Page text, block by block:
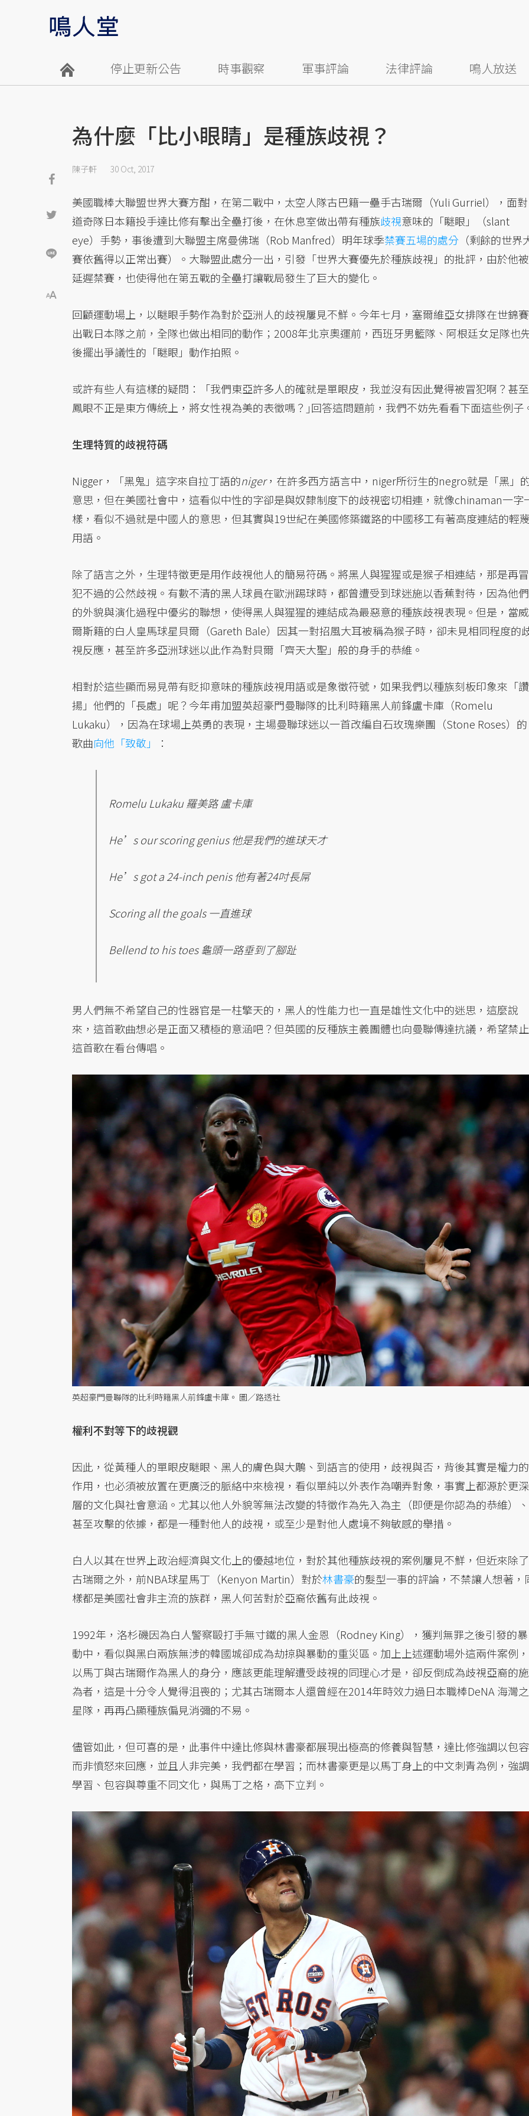
停止更新公告 時事觀察 軍事評論 法律評論 鳴人放送
為什麼「比小眼睛」是種族歧視？
陳子軒 30 Oct, 2017
美國職棒大聯盟世界大賽方酣，在第二戰中，太空人隊古巴籍一壘手古瑞爾（Yuli Gurriel），面對
道奇隊日本籍投手達比修有擊出全壘打後，在休息室做出帶有種族歧視意味的「瞇眼」（slant
eye）手勢，事後遭到大聯盟主席曼佛瑞（Rob Manfred）明年球季禁賽五場的處分 （剩餘的世界
賽依舊得以正常出賽）。大聯盟此處分一出，引發「世界大賽優先於種族歧視」的批評，由於他被
延遲禁賽，也使得他在第五戰的全壘打讓戰局發生了巨大的變化。
回顧運動場上，以瞇眼手勢作為對於亞洲人的歧視屢見不鮮。今年七月，塞爾維亞女排隊在世錦賽
出戰日本隊之前，全隊也做出相同的動作；2008年北京奧運前，西班牙男籃隊、阿根廷女足隊也
後擺出爭議性的「瞇眼」動作拍照。
或許有些人有這樣的疑問：「我們東亞許多人的確就是單眼皮，我並沒有因此覺得被冒犯啊？甚至
鳳眼不正是東方傳統上，將女性視為美的表徵嗎？｣回答這問題前，我們不妨先看看下面這些例子
生理特質的歧視符碼
Nigger，「黑鬼」這字來自拉丁語的niger，在許多西方語言中，niger所衍生的negro就是「黑」
意思，但在美國社會中，這看似中性的字卻是與奴隸制度下的歧視密切相連，就像chinaman一字
樣，看似不過就是中國人的意思，但其實與19世紀在美國修築鐵路的中國移工有著高度連結的輕
用語。
除了語言之外，生理特徵更是用作歧視他人的簡易符碼。將黑人與猩猩或是猴子相連結，那是再冒
犯不過的公然歧視。有數不清的黑人球員在歐洲踢球時，都曾遭受到球迷施以香蕉對待，因為他們
的外貌與演化過程中優劣的聯想，使得黑人與猩猩的連結成為最惡意的種族歧視表現。但是，當威
爾斯籍的白人皇馬球星貝爾（Gareth Bale）因其一對招風大耳被稱為猴子時，卻未見相同程度的
視反應，甚至許多亞洲球迷以此作為對貝爾「齊天大聖」般的身手的恭維。
相對於這些顯而易見帶有貶抑意味的種族歧視用語或是象徵符號，如果我們以種族刻板印象來「讚
揚」他們的「長處」呢？今年甫加盟英超豪門曼聯隊的比利時籍黑人前鋒盧卡庫（Romelu
Lukaku），因為在球場上英勇的表現，主場曼聯球迷以一首改編自石玫瑰樂團（Stone Roses）的
歌曲向他「致敬」 ：
Romelu Lukaku 羅美路 盧卡庫
He’s our scoring genius 他是我們的進球天才
He’s got a 24-inch penis 他有著24吋長屌
Scoring all the goals 一直進球
Bellend to his toes 龜頭一路垂到了腳趾
男人們無不希望自己的性器官是一柱擎天的，黑人的性能力也一直是雄性文化中的迷思，這麼說
來，這首歌曲想必是正面又積極的意涵吧？但英國的反種族主義團體也向曼聯傳達抗議，希望禁止
這首歌在看台傳唱。
英超豪門曼聯隊的比利時籍黑人前鋒盧卡庫。 圖／路透社
權利不對等下的歧視觀
因此，從黃種人的單眼皮瞇眼、黑人的膚色與大鵰、到語言的使用，歧視與否，背後其實是權力的
作用，也必須被放置在更廣泛的脈絡中來檢視，看似單純以外表作為嘲弄對象，事實上都源於更深
層的文化與社會意涵。尤其以他人外貌等無法改變的特徵作為先入為主（即便是你認為的恭維）、
甚至攻擊的依據，都是一種對他人的歧視，或至少是對他人處境不夠敏感的舉措。
白人以其在世界上政治經濟與文化上的優越地位，對於其他種族歧視的案例屢見不鮮，但近來除了
古瑞爾之外，前NBA球星馬丁（Kenyon Martin）對於林書豪的髮型一事的評論，不禁讓人想著，
樣都是美國社會非主流的族群，黑人何苦對於亞裔依舊有此歧視。
1992年，洛杉磯因為白人警察毆打手無寸鐵的黑人金恩（Rodney King），獲判無罪之後引發的暴
動中，看似與黑白兩族無涉的韓國城卻成為劫掠與暴動的重災區。加上上述運動場外這兩件案例，
以馬丁與古瑞爾作為黑人的身分，應該更能理解遭受歧視的同理心才是，卻反倒成為歧視亞裔的施
為者，這是十分令人覺得沮喪的；尤其古瑞爾本人還曾經在2014年時效力過日本職棒DeNA 海灣之
星隊，再再凸顯種族偏見消彌的不易。
儘管如此，但可喜的是，此事件中達比修與林書豪都展現出極高的修養與智慧，達比修強調以包容
而非憤怒來回應，並且人非完美，我們都在學習；而林書豪更是以馬丁身上的中文刺青為例，強調
學習、包容與尊重不同文化，與馬丁之格，高下立判。